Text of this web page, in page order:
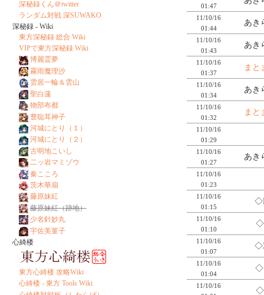
01:47
11/10/16
01:44
あき
11/10/16
01:43
あき
11/10/16
01:37
まと
11/10/16
01:34
あき
11/10/16
01:32
まと
11/10/16
01:29
11/10/16
01:27
あき
11/10/16
01:23
11/10/16
01:15
11/10/16
01:10
11/10/16
01:07
11/10/16
01:04
11/10/16
深秘録くん＠twitter
ランダム対戦 深SUWAKO
深秘録 - Wiki
東方深秘録 総合 Wiki
VIPで東方深秘録 Wiki
博麗霊夢
霧雨魔理沙
雲居一輪＆雲山
聖白蓮
物部布都
豊聡耳神子
河城にとり（１）
河城にとり（２）
古明地こいし
二ッ岩マミゾウ
秦こころ
茨木華扇
藤原妹紅
藤原妹紅（跡地）
少名針妙丸
宇佐美菫子
心綺楼
東方心綺楼 攻略Wiki
心綺楼 - 東方 Tools Wiki